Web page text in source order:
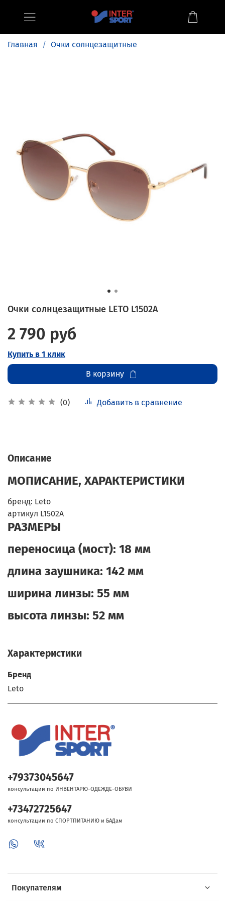
Главная Очки солнцезащитные
Очки солнцезащитные LETO L1502A
(0) Добавить в сравнение
2 790 руб
Купить в 1 клик
В корзину
Описание
МОПИСАНИЕ, ХАРАКТЕРИСТИКИ
бренд: Leto
артикул L1502A
РАЗМЕРЫ
переносица (мост): 18 мм
длина заушника: 142 мм
ширина линзы: 55 мм
высота линзы: 52 мм
Характеристики
Бренд
Leto
Покупателям
+79373045647
консультации по ИНВЕНТАРЮ-ОДЕЖДЕ-ОБУВИ
+73472725647
консультации по СПОРТПИТАНИЮ и БАДам